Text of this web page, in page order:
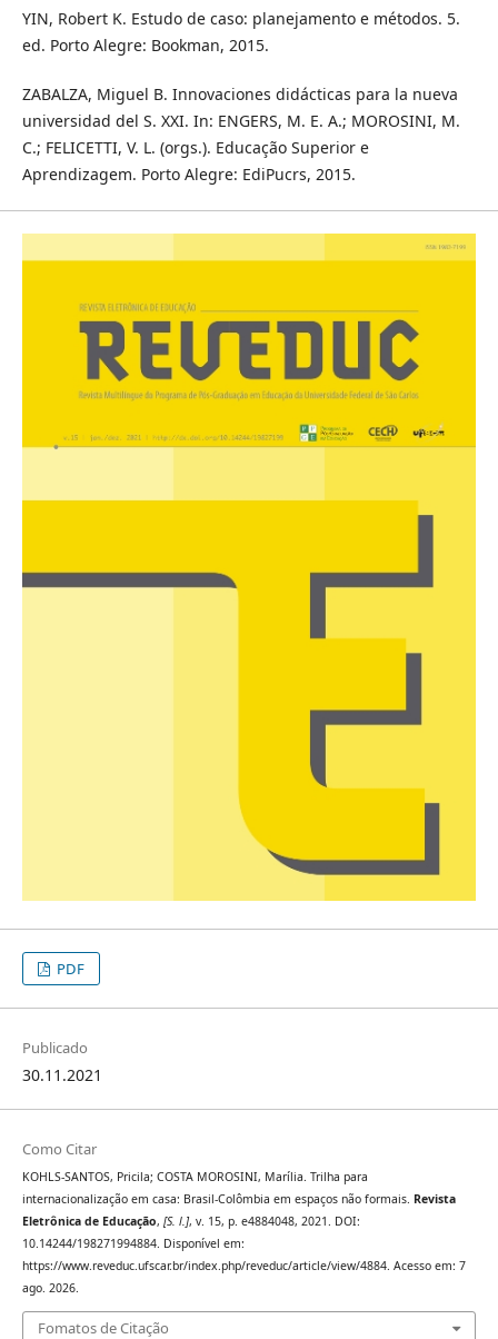
YIN, Robert K. Estudo de caso: planejamento e métodos. 5.
ed. Porto Alegre: Bookman, 2015.
ZABALZA, Miguel B. Innovaciones didácticas para la nueva
universidad del S. XXI. In: ENGERS, M. E. A.; MOROSINI, M.
C.; FELICETTI, V. L. (orgs.). Educação Superior e
Aprendizagem. Porto Alegre: EdiPucrs, 2015.
PDF
Publicado
30.11.2021
Como Citar
KOHLS-SANTOS, Pricila; COSTA MOROSINI, Marília. Trilha para
internacionalização em casa: Brasil-Colômbia em espaços não formais. Revista
Eletrônica de Educação, [S. l.], v. 15, p. e4884048, 2021. DOI:
10.14244/198271994884. Disponível em:
https://www.reveduc.ufscar.br/index.php/reveduc/article/view/4884. Acesso em: 7
ago. 2026.
Fomatos de Citação